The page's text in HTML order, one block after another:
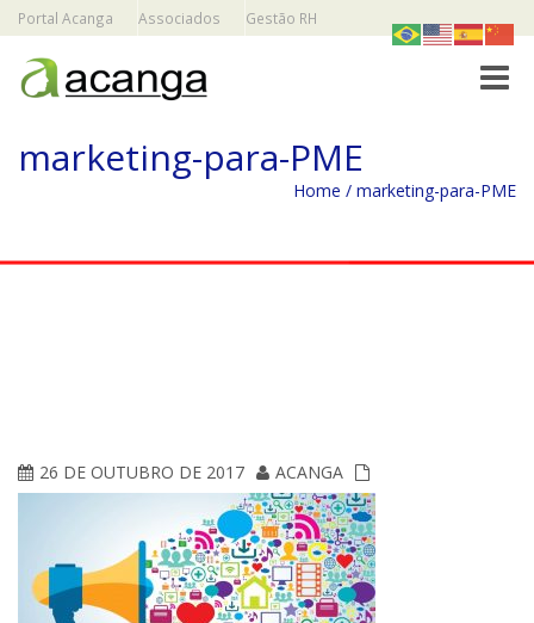
Portal Acanga Associados Gestão RH
marketing-para-PME
Home / marketing-para-PME
26 DE OUTUBRO DE 2017 ACANGA